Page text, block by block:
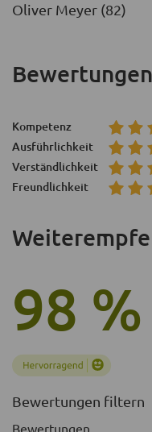
Oliver Meyer (82)
98 %
Bewertungen
Kompetenz
Ausführlichkeit
Verständlichkeit
Freundlichkeit
Bewertungen filtern
Bewertungen